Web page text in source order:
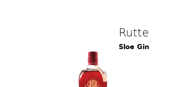
Rutte
Sloe Gin